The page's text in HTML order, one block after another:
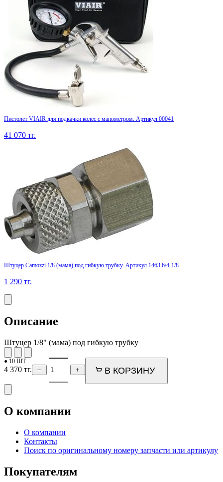
Пистолет VIAIR для подкачки колёс с манометром. Артикул 00041
41 070 тг.
Штуцер Camozzi 1/8 (мама) под гибкую трубку. Артикул 1463 6/4-1/8
1 290 тг.
Описание
Штуцер 1/8" (мама) под гибкую трубку
● 10 ШТ
4 370 тг. − + В КОРЗИНУ
О компании
О компании
Контакты
Поиск по оригинальному номеру запчасти или артикулу
Покупателям